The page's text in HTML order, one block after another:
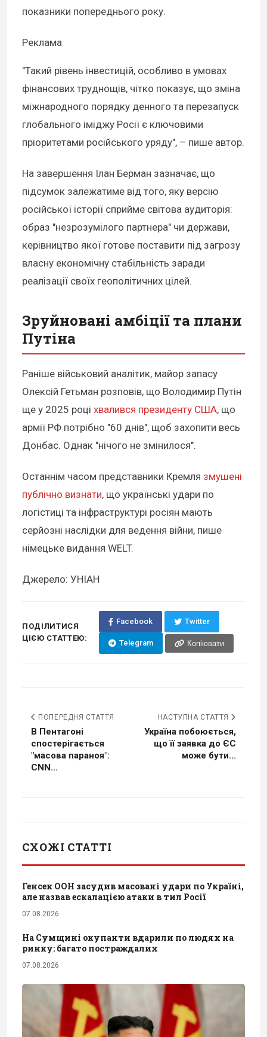
показники попереднього року.
Реклама
"Такий рівень інвестицій, особливо в умовах
фінансових труднощів, чітко показує, що зміна
міжнародного порядку денного та перезапуск
глобального іміджу Росії є ключовими
пріоритетами російського уряду", – пише автор.
На завершення Ілан Берман зазначає, що
підсумок залежатиме від того, яку версію
російської історії сприйме світова аудиторія:
образ "незрозумілого партнера" чи держави,
керівництво якої готове поставити під загрозу
власну економічну стабільність заради
реалізації своїх геополітичних цілей.
Зруйновані амбіції та плани
Путіна
Раніше військовий аналітик, майор запасу
Олексій Гетьман розповів, що Володимир Путін
ще у 2025 році хвалився президенту США, що
армії РФ потрібно "60 днів", щоб захопити весь
Донбас. Однак "нічого не змінилося".
Останнім часом представники Кремля змушені
публічно визнати, що українські удари по
логістиці та інфраструктурі росіян мають
серйозні наслідки для ведення війни, пише
німецьке видання WELT.
Джерело: УНІАН
ПОДІЛИТИСЯ
ЦІЄЮ СТАТТЕЮ:
Facebook Twitter
Telegram Копіювати
ПОПЕРЕДНЯ СТАТТЯ
В Пентагоні
спостерігається
"масова параноя":
CNN...
НАСТУПНА СТАТТЯ
Україна побоюється,
що її заявка до ЄС
може бути...
СХОЖІ СТАТТІ
Генсек ООН засудив масовані удари по Україні,
але назвав ескалацією атаки в тил Росії
07.08.2026
На Сумщині окупанти вдарили по людях на
ринку: багато постраждалих
07.08.2026